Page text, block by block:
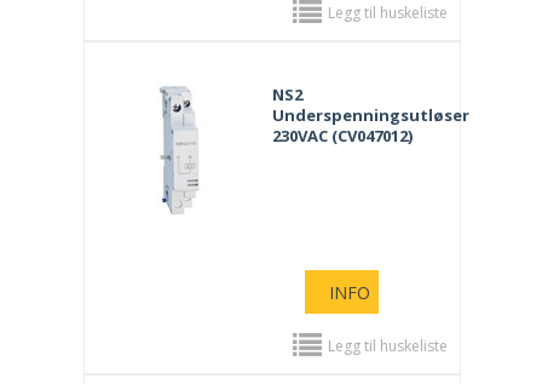
Legg til huskeliste
NS2
Underspenningsutløser
230VAC (CV047012)
INFO
Legg til huskeliste